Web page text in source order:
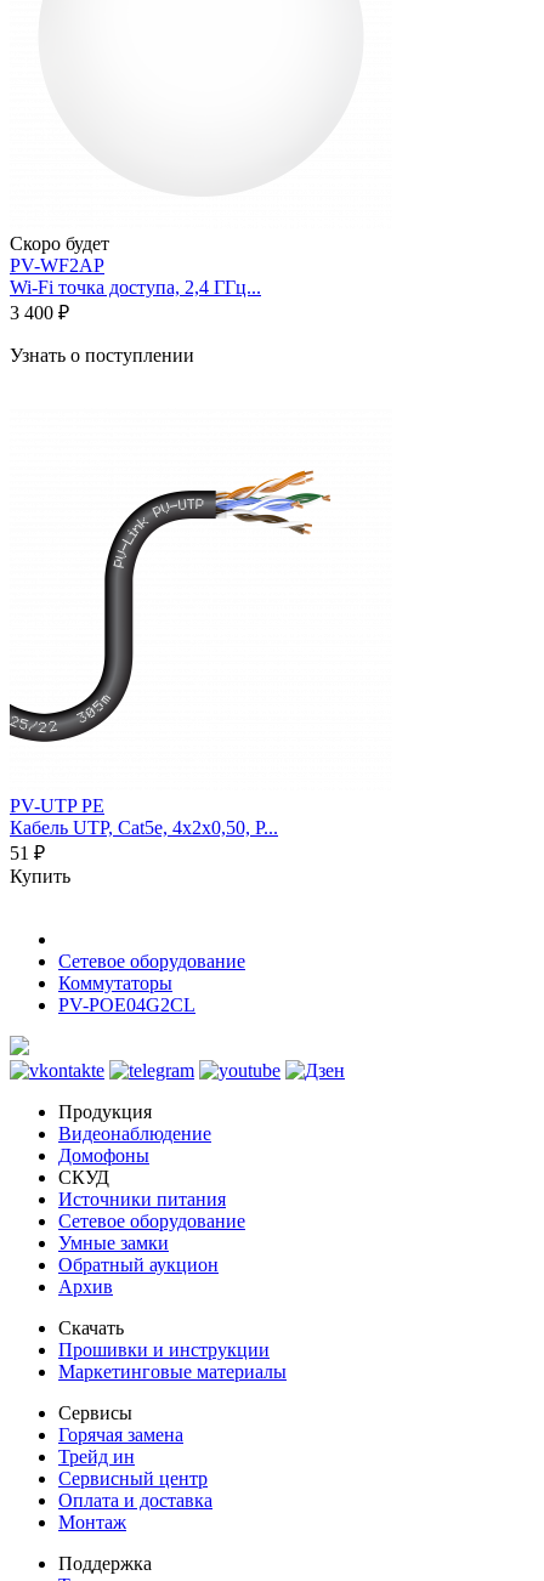
Скоро будет
PV-WF2AP
Wi-Fi точка доступа, 2,4 ГГц...
3 400 ₽
Узнать о поступлении
PV-UTP PE
Кабель UTP, Cat5e, 4х2х0,50, P...
51 ₽
Купить
Сетевое оборудование
Коммутаторы
PV-POE04G2CL
Продукция
Видеонаблюдение
Домофоны
СКУД
Источники питания
Сетевое оборудование
Умные замки
Обратный аукцион
Архив
Скачать
Прошивки и инструкции
Маркетинговые материалы
Сервисы
Горячая замена
Трейд ин
Сервисный центр
Оплата и доставка
Монтаж
Поддержка